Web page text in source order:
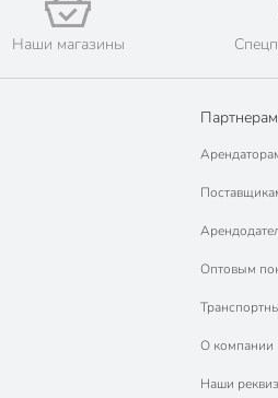
Наши магазины
Партнерам
Оптовым
О компании
Наши